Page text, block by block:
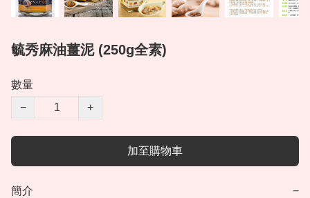
毓秀麻油薑泥 (250g全素)
數量
−
+
加至購物車
簡介 −